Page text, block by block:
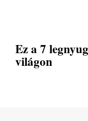
Ez a 7
világon